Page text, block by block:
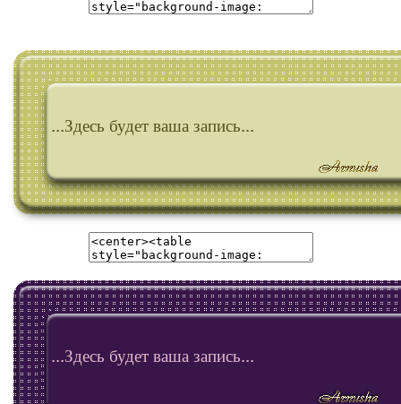
...Здесь будет ваша запись...
...Здесь будет ваша запись...